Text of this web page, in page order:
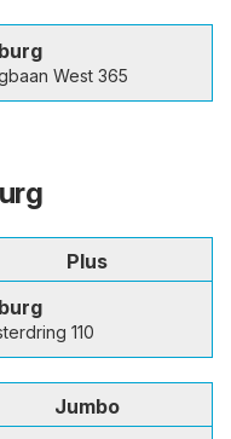
West 365
Plus
110
Jumbo